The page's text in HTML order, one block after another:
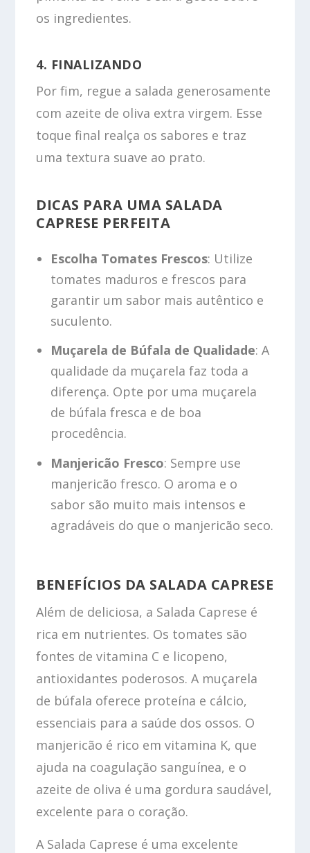
os ingredientes.
4. FINALIZANDO
Por fim, regue a salada generosamente
com azeite de oliva extra virgem. Esse
toque final realça os sabores e traz
uma textura suave ao prato.
DICAS PARA UMA SALADA
CAPRESE PERFEITA
Escolha Tomates Frescos: Utilize
tomates maduros e frescos para
garantir um sabor mais autêntico e
suculento.
Muçarela de Búfala de Qualidade: A
qualidade da muçarela faz toda a
diferença. Opte por uma muçarela
de búfala fresca e de boa
procedência.
Manjericão Fresco: Sempre use
manjericão fresco. O aroma e o
sabor são muito mais intensos e
agradáveis do que o manjericão seco.
BENEFÍCIOS DA SALADA CAPRESE
Além de deliciosa, a Salada Caprese é
rica em nutrientes. Os tomates são
fontes de vitamina C e licopeno,
antioxidantes poderosos. A muçarela
de búfala oferece proteína e cálcio,
essenciais para a saúde dos ossos. O
manjericão é rico em vitamina K, que
ajuda na coagulação sanguínea, e o
azeite de oliva é uma gordura saudável,
excelente para o coração.
A Salada Caprese é uma excelente